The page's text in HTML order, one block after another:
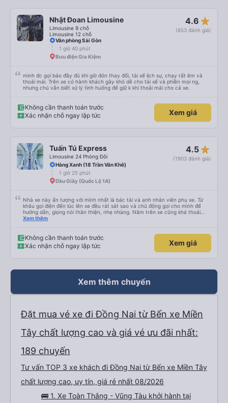
Nhật Đoan Limousine
Limousine 9 chỗ
Limousine 12 chỗ
4.6 star_rate
(653 đánh giá)
Văn phòng Sài Gòn
1 giờ 40 phút
Bưu điện Gia Kiệm
mình đc gọi báo đầy đủ khi giờ đón thay đổi, tài xế lịch sự, chạy rất êm và
thoải mái. Trên xe có hành khách gây khó dễ cho tài xế và phiền mọi ng,
nhưng chú vẫn biết xử lý tình huống để giữ k khí thoải mái cho cả xe.
Không cần thanh toán trước
Xác nhận chỗ ngay lập tức
Xem giá
Tuấn Tú Express
Limousine 24 Phòng Đôi
4.5 star_rate
(1903 đánh giá)
Hàng Xanh (18 Trần Văn Khê)
1 giờ 25 phút
Dầu Giây (Quốc Lộ 1A)
Nhà xe này ấn tượng với mình nhất là bác tài và anh nhân viên phụ xe. Từ
khâu gọi điện đến lúc lên xe đều rát sát sao và chủ động gọi cho mình để
hướng dẫn, giọng nói thân thiện, nhẹ nhàng. Nằm trên xe cũng khá thoải
mái, chăn nệm nước suối đầy đủ. Chuyến xe của mình hầu hết là các cô bác
nhưng các anh hướng dẫn mình xuống ở đây không có ma nào dám chở đâu
( vì đây là địa bàn của thế lực xe ôm ngầm, dân chơi cỏ kẹo ke...) Và thế là
mình được chở xuống Ngã 3 thành , nơi sáng sủa an toàn hơn. Một Chuyến
Xem thêm
Không cần thanh toán trước
Xác nhận chỗ ngay lập tức
Xem giá
Xem thêm chuyến
Đặt mua vé xe đi Đồng Nai từ Bến xe Miền
Tây chất lượng cao và giá vé ưu đãi nhất:
189 chuyến
Tư vấn TOP 3 xe khách đi Đồng Nai từ Bến xe Miền Tây
chất lượng cao, uy tín, giá rẻ nhất 08/2026
🚌 1. Xe Toàn Thắng - Vũng Tàu khởi hành tại